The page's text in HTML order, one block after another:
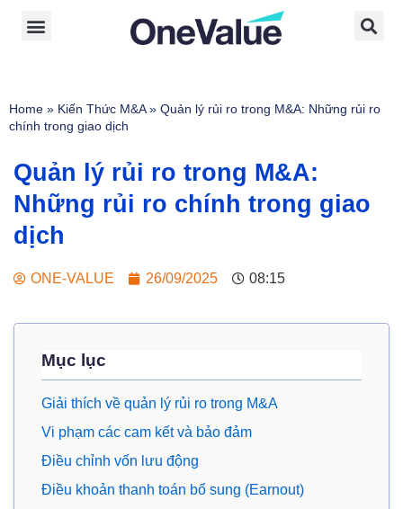
Home » Kiến Thức M&A» Quản lý rủi ro trong M&A: Những rủi ro
chính trong giao dịch
Quản lý rủi ro trong M&A:
Những rủi ro chính trong giao
dịch
ONE-VALUE 26/09/2025 08:15
Mục lục
Giải thích về quản lý rủi ro trong M&A
Vi phạm các cam kết và bảo đảm
Điều chỉnh vốn lưu động
Điều khoản thanh toán bổ sung (Earnout)